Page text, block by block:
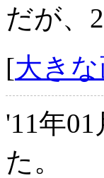
だが、
[大き
'11年
た。